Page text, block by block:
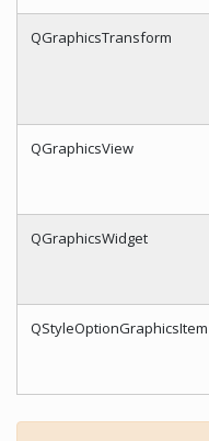
QGraphicsTransform
QGraphicsView
QGraphicsWidget
QStyleOptionGraphicsItem